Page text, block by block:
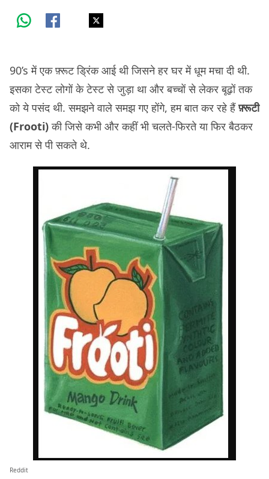
90’s में एक फ़्रूट ड्रिंक आई थी जिसने हर घर में धूम मचा दी थी.
इसका टेस्ट लोगों के टेस्ट से जुड़ा था और बच्चों से लेकर बूढ़ों तक
को ये पसंद थी. समझने वाले समझ गए होंगे, हम बात कर रहे हैंफ़्रूटी
(Frooti)की जिसे कभी और कहीं भी चलते-फिरते या फिर बैठकर
आराम से पी सकते थे.
Reddit